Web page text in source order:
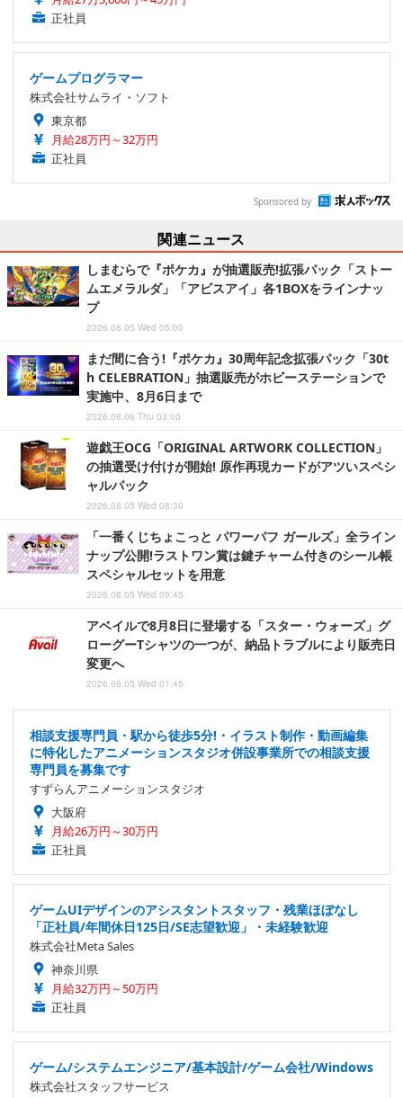
正社員
ゲームプログラマー
株式会社サムライ・ソフト
東京都
月給28万円～32万円
正社員
Sponsored by
関連ニュース
しまむらで『ポケカ』が抽選販売!拡張パック「ストー
ムエメラルダ」「アビスアイ」各1BOXをラインナッ
プ
2026.08.05 Wed 05:00
まだ間に合う!『ポケカ』30周年記念拡張パック「30t
h CELEBRATION」抽選販売がホビーステーションで
実施中、8月6日まで
2026.08.06 Thu 03:00
遊戯王OCG「ORIGINAL ARTWORK COLLECTION」
の抽選受け付けが開始! 原作再現カードがアツいスペシ
ャルパック
2026.08.05 Wed 08:30
「一番くじちょこっと パワーパフ ガールズ」全ライン
ナップ公開!ラストワン賞は鍵チャーム付きのシール帳
スペシャルセットを用意
2026.08.05 Wed 09:45
アベイルで8月8日に登場する「スター・ウォーズ」グ
ローグーTシャツの一つが、納品トラブルにより販売日
変更へ
2026.08.05 Wed 01:45
相談支援専門員・駅から徒歩5分!・イラスト制作・動画編集
に特化したアニメーションスタジオ併設事業所での相談支援
専門員を募集です
すずらんアニメーションスタジオ
大阪府
月給26万円～30万円
正社員
ゲームUIデザインのアシスタントスタッフ・残業ほぼなし
「正社員/年間休日125日/SE志望歓迎」・未経験歓迎
株式会社Meta Sales
神奈川県
月給32万円～50万円
正社員
ゲーム/システムエンジニア/基本設計/ゲーム会社/Windows
株式会社スタッフサービス